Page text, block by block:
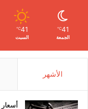
41
℃
الجمعة
41
℃
السبت
الأشهر